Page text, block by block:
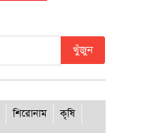
খুঁজুন
শিরোনাম
কৃষি